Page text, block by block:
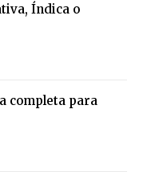
Índica o
completa para